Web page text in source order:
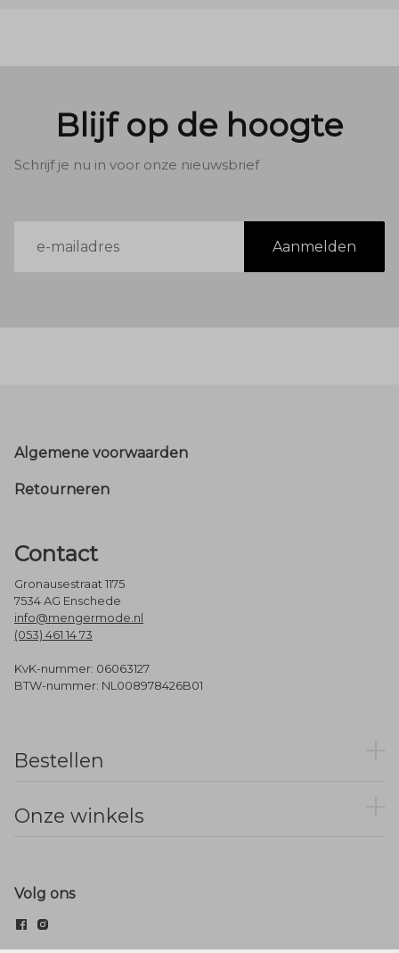
Blijf op de hoogte
Schrijf je nu in voor onze nieuwsbrief
mailadres
Aanmelden
Footer
Algemene voorwaarden
Retourneren
Contact
Gronausestraat 1175
7534 AG Enschede
info@mengermode.nl
(053) 461 14 73
KvK-nummer: 06063127
BTW-nummer: NL008978426B01
Bestellen
Onze winkels
Volg ons